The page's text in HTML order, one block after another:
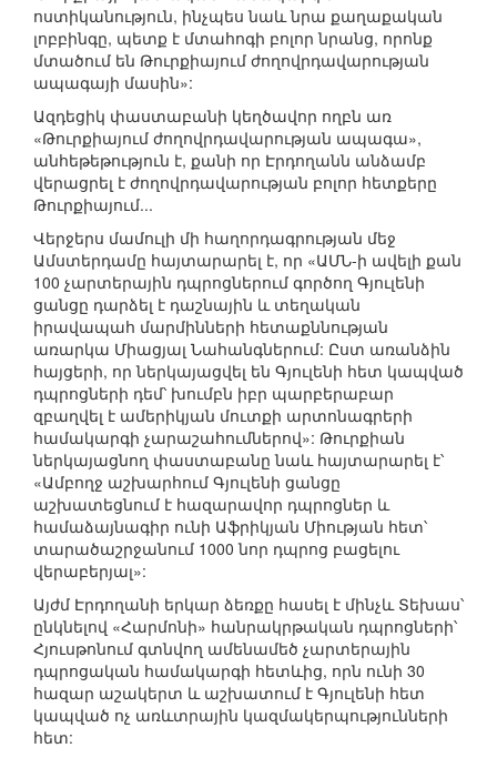
ոստիկանություն, ինչպես նաև նրա քաղաքական
լոբբինգը, պետք է մտահոգի բոլոր նրանց, որոնք
մտածում են Թուրքիայում ժողովրդավարության
ապագայի մասին»:
Ազդեցիկ փաստաբանի կեղծավոր ողբն առ
«Թուրքիայում ժողովրդավարության ապագա»,
անհեթեթություն է, քանի որ Էրդողանն անձամբ
վերացրել է ժողովրդավարության բոլոր հետքերը
Թուրքիայում...
Վերջերս մամուլի մի հաղորդագրության մեջ
Ամստերդամը հայտարարել է, որ «ԱՄՆ-ի ավելի քան
100 չարտերային դպրոցներում գործող Գյուլենի
ցանցը դարձել է դաշնային և տեղական
իրավապահ մարմինների հետաքննության
առարկա Միացյալ Նահանգներում: Ըստ առանձին
հայցերի, որ ներկայացվել են Գյուլենի հետ կապված
դպրոցների դեմ՝ խումբն իբր պարբերաբար
զբաղվել է ամերիկյան մուտքի արտոնագրերի
համակարգի չարաշահումներով»: Թուրքիան
ներկայացնող փաստաբանը նաև հայտարարել է՝
«Ամբողջ աշխարհում Գյուլենի ցանցը
աշխատեցնում է հազարավոր դպրոցներ և
համաձայնագիր ունի Աֆրիկյան Միության հետ՝
տարածաշրջանում 1000 նոր դպրոց բացելու
վերաբերյալ»:
Այժմ Էրդողանի երկար ձեռքը հասել է մինչև Տեխաս՝
ընկնելով «Հարմոնի» հանրակրթական դպրոցների՝
Հյուսթոնում գտնվող ամենամեծ չարտերային
դպրոցական համակարգի հետևից, որն ունի 30
հազար աշակերտ և աշխատում է Գյուլենի հետ
կապված ոչ առևտրային կազմակերպությունների
հետ: